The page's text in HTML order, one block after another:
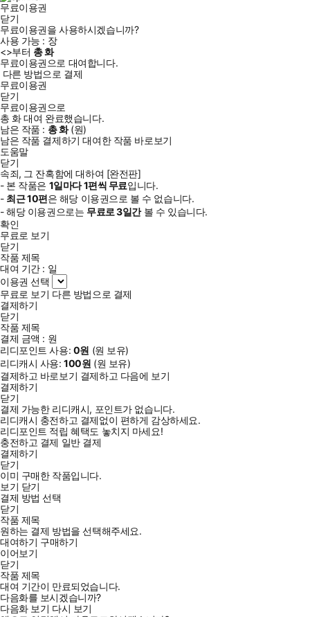
무료이용권
닫기
무료이용권을 사용하시겠습니까?
사용 가능 : 장
<>부터 총화
무료이용권으로 대여합니다.
다른 방법으로 결제
무료이용권
닫기
무료이용권으로
총 화대여 완료했습니다.
남은 작품 : 총화(원)
남은 작품 결제하기 대여한 작품 바로보기
도움말
닫기
속죄, 그 잔혹함에 대하여 [완전판]
- 본 작품은 1일마다1편씩 무료입니다.
- 최근10편은 해당 이용권으로 볼 수 없습니다.
- 해당 이용권으로는 무료로3일간볼 수 있습니다.
확인
무료로 보기
닫기
작품 제목
대여 기간 : 일
이용권 선택
무료로 보기 다른 방법으로 결제
결제하기
닫기
작품 제목
결제 금액 : 원
리디포인트 사용: 0원 (원 보유)
리디캐시 사용:100원 (원 보유)
결제하고 바로보기 결제하고 다음에 보기
결제하기
닫기
결제 가능한 리디캐시, 포인트가 없습니다.
리디캐시 충전하고 결제없이 편하게 감상하세요.
리디포인트 적립 혜택도 놓치지 마세요!
충전하고 결제 일반 결제
결제하기
닫기
이미 구매한 작품입니다.
보기 닫기
결제 방법 선택
닫기
작품 제목
원하는 결제 방법을 선택해주세요.
대여하기 구매하기
이어보기
닫기
작품 제목
대여 기간이 만료되었습니다.
다음화를 보시겠습니까?
다음화 보기 다시 보기